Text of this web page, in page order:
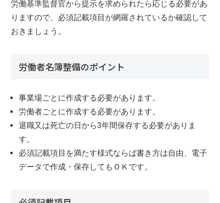
労働基準監督官から提示を求められたら応じる必要があ
りますので、必須記載項目が網羅されているか確認して
おきましょう。
労働者名簿整備のポイント
事業場ごとに作成する必要があります。
労働者ごとに作成する必要があります。
退職又は死亡の日から3年間保存する必要がありま
す。
必須記載項目を満たす様式ならば書き方は自由、電子
データで作成・保存してもＯＫです。